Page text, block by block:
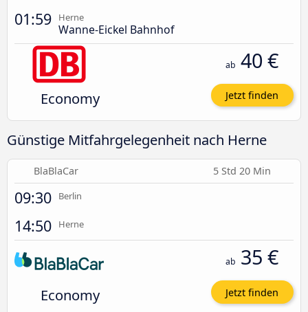
01:59 Herne
Wanne-Eickel Bahnhof
Economy
ab 40 €
Jetzt finden
Günstige Mitfahrgelegenheit nach Herne
BlaBlaCar 5 Std 20 Min
09:30 Berlin
14:50 Herne
Economy
ab 35 €
Jetzt finden